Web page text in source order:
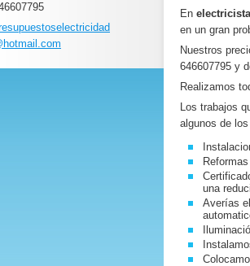
En
en un gran
Nuestros
646607795 y
Realizamos
Los trabajos
algunos de
una
Averías
stoselectricidad
.com